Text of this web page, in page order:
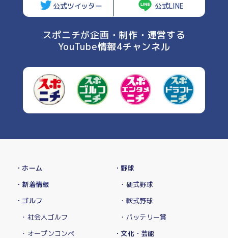
公式ツイッター 公式LINE
スポニチが企画・制作・運営する
YouTube情報4チャンネル
・ホーム
・新着情報
・ゴルフ
・社会人ゴルフ
・オープンコンペ
・野球
・硬式野球
・軟式野球
・バッテリー賞
・文化・芸能